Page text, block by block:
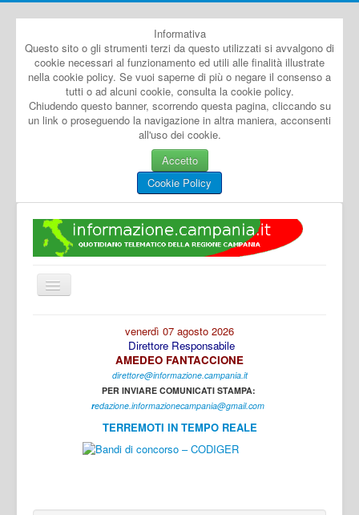
Informativa
Questo sito o gli strumenti terzi da questo utilizzati si avvalgono di
cookie necessari al funzionamento ed utili alle finalità illustrate
nella cookie policy. Se vuoi saperne di più o negare il consenso a
tutti o ad alcuni cookie, consulta la cookie policy.
Chiudendo questo banner, scorrendo questa pagina, cliccando su
un link o proseguendo la navigazione in altra maniera, acconsenti
all'uso dei cookie.
Accetto
Cookie Policy
Cambia
navigazione
venerdì 07 agosto 2026
Direttore Responsabile
AMEDEO FANTACCIONE
direttore@informazione.campania.it
PER INVIARE COMUNICATI STAMPA:
redazione.informazionecampania@gmail.com
TERREMOTI IN TEMPO REALE